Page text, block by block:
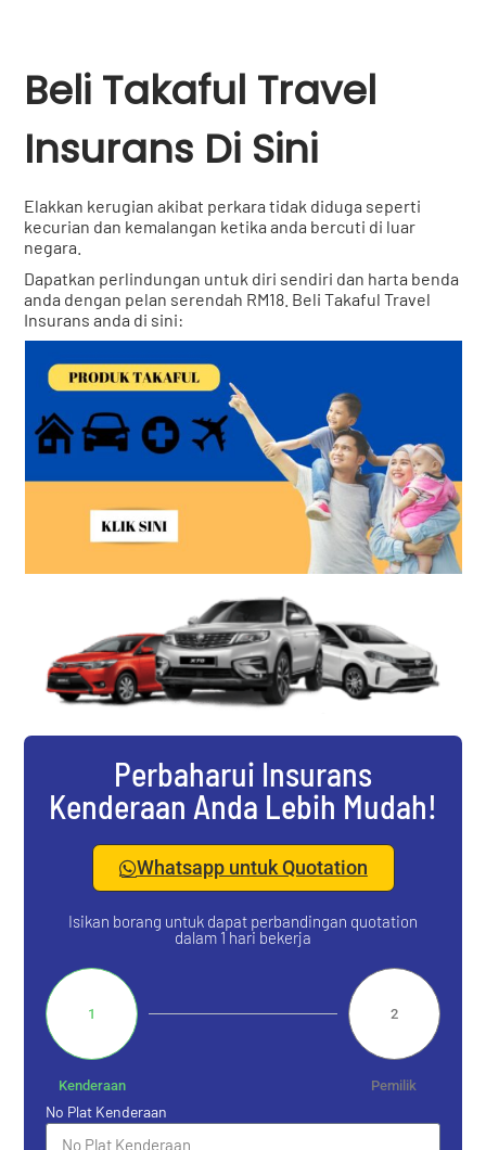
Beli Takaful Travel
Insurans Di Sini
Elakkan kerugian akibat perkara tidak diduga seperti
kecurian dan kemalangan ketika anda bercuti di luar
negara.
Dapatkan perlindungan untuk diri sendiri dan harta benda
anda dengan pelan serendah RM18. Beli Takaful Travel
Insurans anda di sini:
Perbaharui Insurans
Kenderaan Anda Lebih Mudah!
Whatsapp untuk Quotation
Isikan borang untuk dapat perbandingan quotation
dalam 1 hari bekerja
1
Kenderaan
2
Pemilik
No Plat Kenderaan